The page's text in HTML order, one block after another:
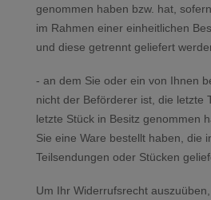
genommen haben bzw. hat,
im Rahmen einer einheitlichen
und diese getrennt geliefert
- an dem Sie oder ein von Ihnen
nicht der Beförderer ist, die letzte
letzte Stück in Besitz genommen
Sie eine Ware bestellt haben, die
Teilsendungen oder Stücken
Um Ihr Widerrufsrecht